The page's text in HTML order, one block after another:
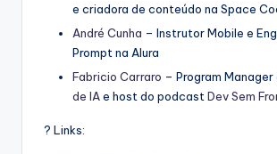
e criadora de conteúdo na Space
André Cunha – Instrutor Mobile e
Prompt na Alura
Fabricio Carraro – Program Manager
de IAe host do podcast Dev Sem
? Links: